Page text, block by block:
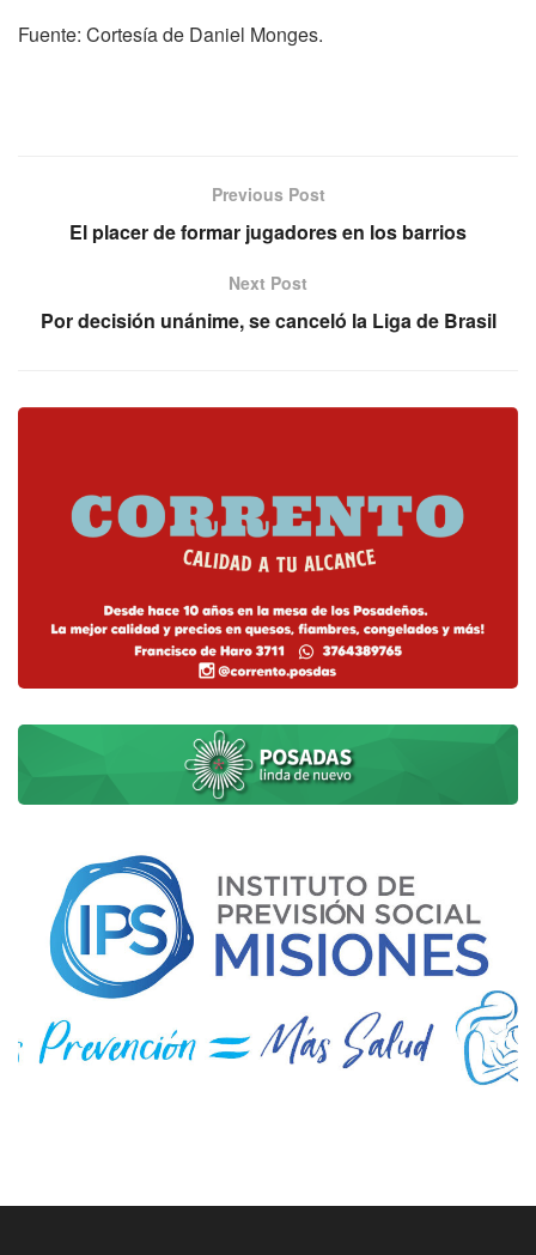
Fuente: Cortesía de Daniel Monges.
Previous Post
El placer de formar jugadores en los barrios
Next Post
Por decisión unánime, se canceló la Liga de Brasil